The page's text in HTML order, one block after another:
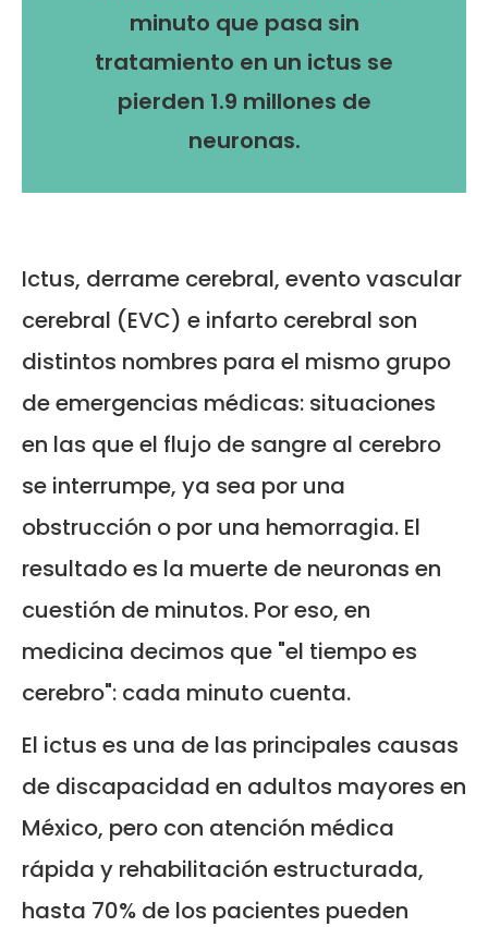
minuto que pasa sin
tratamiento en un ictus se
pierden 1.9 millones de
neuronas.
Ictus, derrame cerebral, evento vascular
cerebral (EVC) e infarto cerebral son
distintos nombres para el mismo grupo
de emergencias médicas: situaciones
en las que el flujo de sangre al cerebro
se interrumpe, ya sea por una
obstrucción o por una hemorragia. El
resultado es la muerte de neuronas en
cuestión de minutos. Por eso, en
medicina decimos que "el tiempo es
cerebro": cada minuto cuenta.
El ictus es una de las principales causas
de discapacidad en adultos mayores en
México, pero con atención médica
rápida y rehabilitación estructurada,
hasta 70% de los pacientes pueden